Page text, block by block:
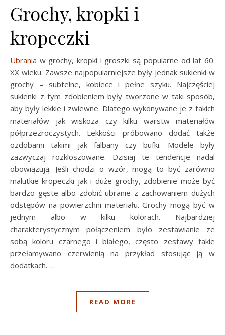
Grochy, kropki i
kropeczki
Ubrania w grochy, kropki i groszki są popularne od lat 60.
XX wieku. Zawsze najpopularniejsze były jednak sukienki w
grochy – subtelne, kobiece i pełne szyku. Najczęściej
sukienki z tym zdobieniem były tworzone w taki sposób,
aby były lekkie i zwiewne. Dlatego wykonywane je z takich
materiałów jak wiskoza czy kilku warstw materiałów
półprzezroczystych. Lekkości próbowano dodać także
ozdobami takimi jak falbany czy bufki. Modele były
zazwyczaj rozkloszowane. Dzisiaj te tendencje nadal
obowiązują. Jeśli chodzi o wzór, mogą to być zarówno
malutkie kropeczki jak i duże grochy, zdobienie może być
bardzo gęste albo zdobić ubranie z zachowaniem dużych
odstępów na powierzchni materiału. Grochy mogą być w
jednym albo w kilku kolorach. Najbardziej
charakterystycznym połączeniem było zestawianie ze
sobą koloru czarnego i białego, często zestawy takie
przełamywano czerwienią na przykład stosując ją w
dodatkach. …
READ MORE